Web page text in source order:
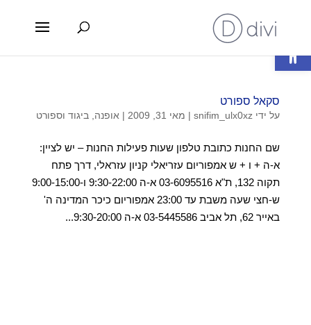
סקאל ספורט
על ידי snifim_ulx0xz
| מאי 31, 2009 | אופנה, ביגוד וספורט
שם החנות כתובת טלפון שעות פעילות החנות – יש לציין:
א-ה + ו + ש אמפוריום עזריאלי קניון עזראלי, דרך פתח
תקוה 132, ת"א 03-6095516 א-ה 9:30-22:00 ו-9:00-15:00
ש-חצי שעה משבת עד 23:00 אמפוריום כיכר המדינה ה'
באייר 62, תל אביב 03-5445586 א-ה 9:30-20:00...
פתח סרגל נגישות